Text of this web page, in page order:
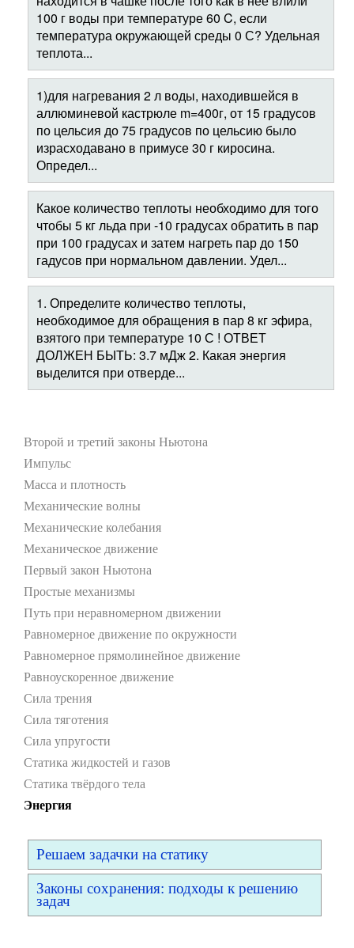
100 г воды при температуре 60 C, если
температура окружающей среды 0 С? Удельная
теплота...
1)для нагревания 2 л воды, находившейся в
аллюминевой кастрюле m=400г, от 15 градусов
по цельсия до 75 градусов по цельсию было
израсходавано в примусе 30 г киросина.
Определ...
Какое количество теплоты необходимо для того
чтобы 5 кг льда при -10 градусах обратить в пар
при 100 градусах и затем нагреть пар до 150
гадусов при нормальном давлении. Удел...
1. Определите количество теплоты,
необходимое для обращения в пар 8 кг эфира,
взятого при температуре 10 С ! ОТВЕТ
ДОЛЖЕН БЫТЬ: 3.7 мДж 2. Какая энергия
выделится при отверде...
Второй и третий законы Ньютона
Импульс
Масса и плотность
Механические волны
Механические колебания
Механическое движение
Первый закон Ньютона
Простые механизмы
Путь при неравномерном движении
Равномерное движение по окружности
Равномерное прямолинейное движение
Равноускоренное движение
Сила трения
Сила тяготения
Сила упругости
Статика жидкостей и газов
Статика твёрдого тела
Энергия
Решаем задачки на статику
Законы сохранения: подходы к решению
задач